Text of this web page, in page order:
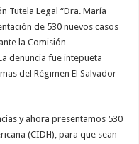
Tutela Legal “Dra. María
de 530 nuevos casos
la Comisión
denuncia fue intepueta
del Régimen El Salvador
y ahora presentamos 530
(CIDH), para que sean